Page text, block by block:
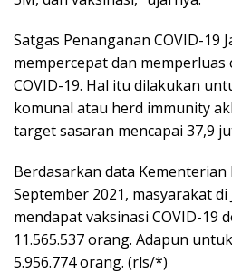
Satgas Penanganan COVID-19
mempercepat dan memperluas
COVID-19. Hal itu dilakukan
komunal atau herd immunity
target sasaran mencapai 37,9
Berdasarkan data Kementerian
September 2021, masyarakat
mendapat vaksinasi COVID-19
11.565.537 orang. Adapun
5.956.774 orang. (rls/*)